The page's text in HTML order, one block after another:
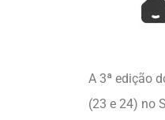
A 3ª edição
(23 e 24) no